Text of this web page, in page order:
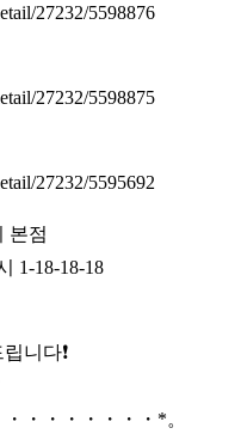
27232/5598876
27232/5598875
27232/5595692
본점
1-18-18-18
니다❗️
・・・・・・・*。